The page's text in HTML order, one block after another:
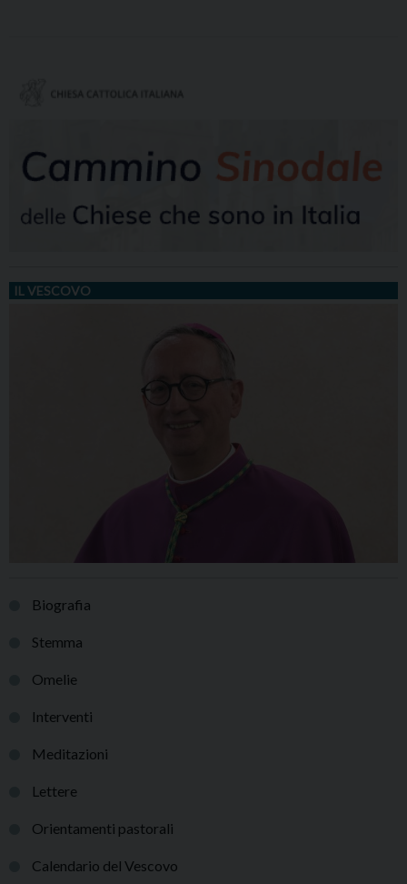
IL VESCOVO
Biografia
Stemma
Omelie
Interventi
Meditazioni
Lettere
Orientamenti pastorali
Calendario del Vescovo